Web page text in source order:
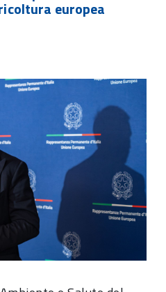
europea